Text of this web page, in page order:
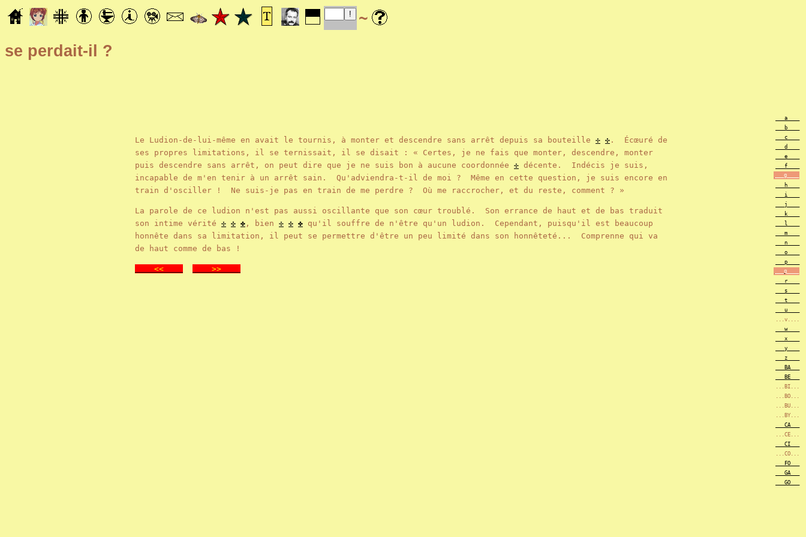
~
se perdait-il ?
Le Ludion-de-lui-même en avait le tournis, à monter et descendre sans arrêt depuis sa bouteille ✢ ✣ . Écœuré de
ses propres limitations, il se ternissait, il se disait : « Certes, je ne fais que monter, descendre, monter
puis descendre sans arrêt, on peut dire que je ne suis bon à aucune coordonnée ✢ décente. Indécis je suis,
incapable de m'en tenir à un arrêt sain. Qu'adviendra-t-il de moi ? Même en cette question, je suis encore en
train d'osciller ! Ne suis-je pas en train de me perdre ? Où me raccrocher, et du reste, comment ? »
La parole de ce ludion n'est pas aussi oscillante que son cœur troublé. Son errance de haut et de bas traduit
son intime vérité ✢ ✣ ✤ , bien ✢ ✣ ✤ qu'il souffre de n'être qu'un ludion. Cependant, puisqu'il est beaucoup
honnête dans sa limitation, il peut se permettre d'être un peu limité dans son honnêteté... Comprenne qui va
de haut comme de bas !
<< >>
___a____
___b____
___c____
___d____
___e____
___f____
___g____
___h____
___i____
___j____
___k____
___m____
___n____
___o____
___p____
___q____
___r____
___s____
___t____
___u____
...v....
___w____
___x____
___y____
___z____
___BA___
___BE___
...BI...
...BO...
...BU...
...BY...
___CA___
...CE...
___CI___
...CO...
___FO___
___GA___
___GO___